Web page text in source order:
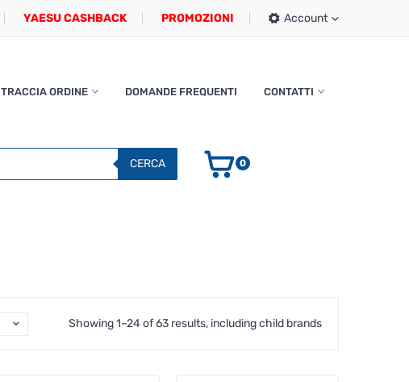
YAESU CASHBACK PROMOZIONI Account
TRACCIA ORDINE DOMANDE FREQUENTI CONTATTI
CERCA 0
Showing 1–24 of 63 results, including child brands